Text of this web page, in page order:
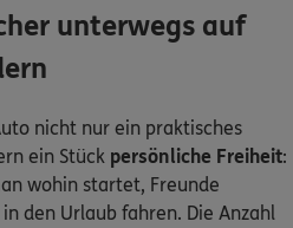
unterwegs auf
nicht nur ein praktisches
ein Stück persönliche Freiheit:
wohin startet, Freunde
den Urlaub fahren. Die Anzahl